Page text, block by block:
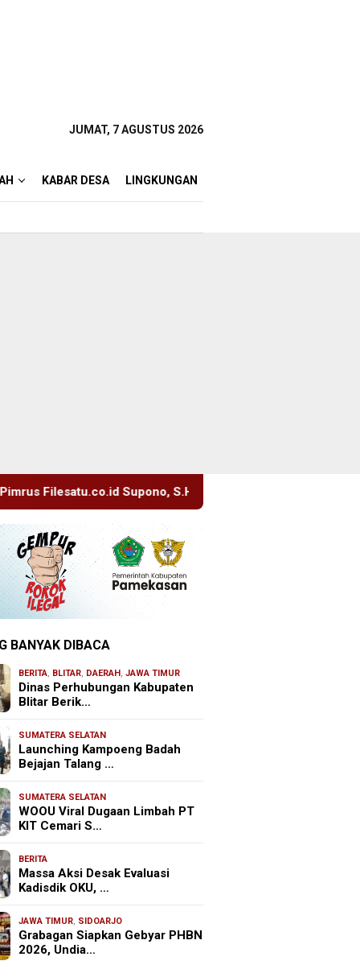
JUMAT, 7 AGUSTUS 2026
KABAR DESA LINGKUNGAN
S.H. Menuju Tanah Suci, Manajemen Pastikan Pelayanan
BANYAK DIBACA
BERITA, BLITAR, DAERAH ,JAWA TIMUR
Dinas Perhubungan Kabupaten
Blitar Berik…
SUMATERA SELATAN
Launching Kampoeng Badah
Bejajan Talang …
SUMATERA SELATAN
WOOU Viral Dugaan Limbah PT
KIT Cemari S…
BERITA
Massa Aksi Desak Evaluasi
Kadisdik OKU, …
JAWA TIMUR, SIDOARJO
Grabagan Siapkan Gebyar PHBN
2026, Undia…